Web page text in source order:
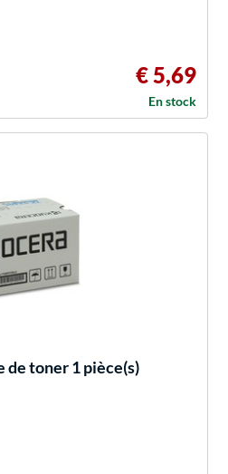
€ 5,69
En stock
de toner 1 pièce(s)